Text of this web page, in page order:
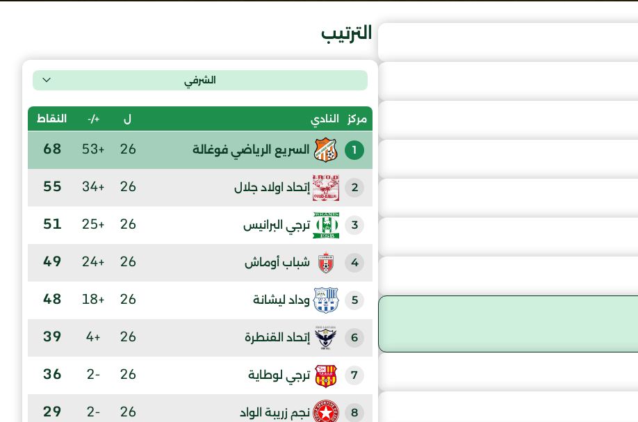
الترتيب
الشرفي
مركز النادي ل +/- النقاط
1 السريع الرياضي فوغالة 26
+53
68
2 إتحاد اولاد جلال 26
+34
55
3 ترجي البرانيس 26
+25
51
4 شباب أوماش 26
+24
49
5 وداد ليشانة 26
+18
48
6 إتحاد القنطرة 26
+4
39
7 ترجي لوطاية 26
-2
36
8 نجم زريبة الواد 26
-2
29